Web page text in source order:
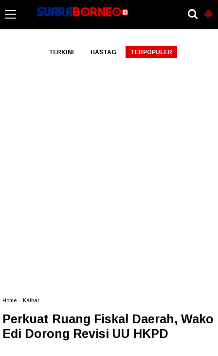
TERKINI HASTAG TERPOPULER
Home Kalbar
Perkuat Ruang Fiskal Daerah, Wako
Edi Dorong Revisi UU HKPD